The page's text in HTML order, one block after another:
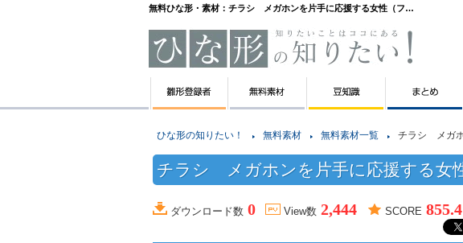
無料ひな形・素材：チラシ メガホンを片手に応援する女性（フ…
ひな形の知りたい！ 無料素材 無料素材一覧 チラシ メガホ
チラシ メガホンを片手に応援する女
ダウンロード数 0 View数 2,444 SCORE 855.4